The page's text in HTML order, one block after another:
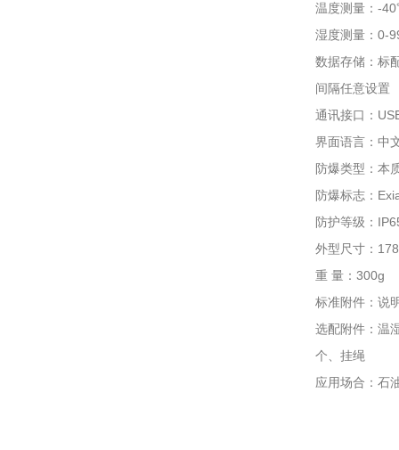
温度测量：-
湿度测量：0-
数据存储：标
间隔任意设置
通讯接口：
界面语言：中
防爆类型：本
防爆标志：
防护等级：
外型尺寸：
重 量：300g
标准附件：说
选配附件：温
个、挂绳
应用场合：石